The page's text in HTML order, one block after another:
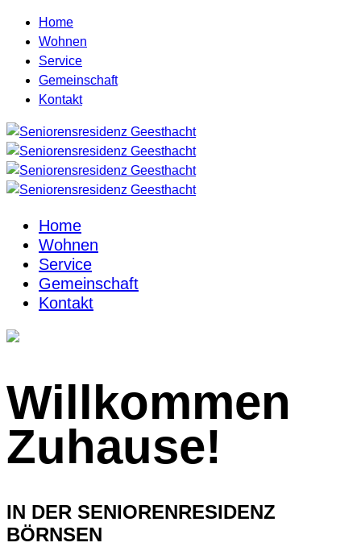
Home
Wohnen
Service
Gemeinschaft
Kontakt
Home
Wohnen
Service
Gemeinschaft
Kontakt
Willkommen
Zuhause!
IN DER SENIORENRESIDENZ
BÖRNSEN